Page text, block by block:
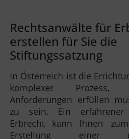
Rechtsanwälte für
erstellen für Sie die
Stiftungssatzung
In Österreich ist die
komplexer Prozess,
Anforderungen erfüllen
zu sein. Ein erfahrener
Erbrecht kann Ihnen
Erstellung einer